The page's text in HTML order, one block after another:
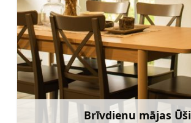
Brīvdienu mājas Ūši